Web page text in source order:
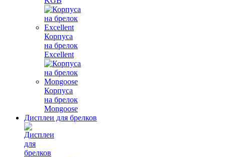
Корпуса
на брелок
Excellent
Корпуса
на брелок
Mongoose
Дисплеи для брелков